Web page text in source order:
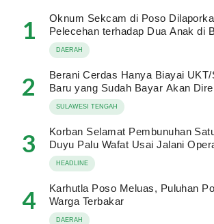
1
Oknum Sekcam di Poso
Pelecehan terhadap Dua Anak di
DAERAH
2
Berani Cerdas Hanya Biayai
Baru yang Sudah Bayar Akan
SULAWESI TENGAH
3
Korban Selamat Pembunuhan
Duyu Palu Wafat Usai Jalani
HEADLINE
4
Karhutla Poso Meluas, Puluhan
Warga Terbakar
DAERAH